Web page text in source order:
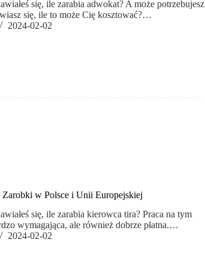
się, ile zarabia adwokat? A może potrzebujesz
się, ile to może Cię kosztować?…
2024-02-02
Zarobki w Polsce i Unii Europejskiej
się, ile zarabia kierowca tira? Praca na tym
wymagająca, ale również dobrze płatna.…
2024-02-02